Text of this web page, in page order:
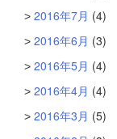
2016年7月 (4)
2016年6月 (3)
2016年5月 (4)
2016年4月 (4)
2016年3月 (5)